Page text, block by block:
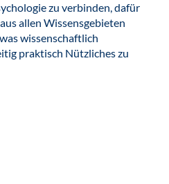
zu verbinden, dafür
allen Wissensgebieten
wissenschaftlich
praktisch Nützliches zu